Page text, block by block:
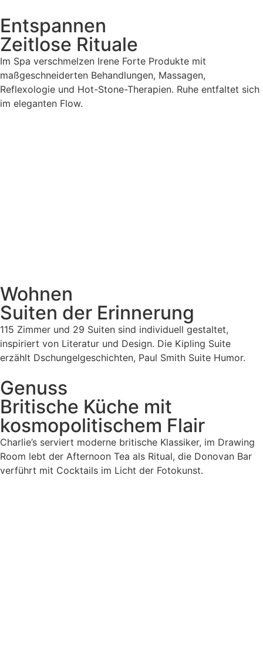
Entspannen
Zeitlose Rituale
Im Spa verschmelzen Irene Forte Produkte mit
maßgeschneiderten Behandlungen, Massagen,
Reflexologie und Hot-Stone-Therapien. Ruhe entfaltet sich
im eleganten Flow.
Wohnen
Suiten der Erinnerung
115 Zimmer und 29 Suiten sind individuell gestaltet,
inspiriert von Literatur und Design. Die Kipling Suite
erzählt Dschungelgeschichten, Paul Smith Suite Humor.
Genuss
Britische Küche mit
kosmopolitischem Flair
Charlie’s serviert moderne britische Klassiker, im Drawing
Room lebt der Afternoon Tea als Ritual, die Donovan Bar
verführt mit Cocktails im Licht der Fotokunst.